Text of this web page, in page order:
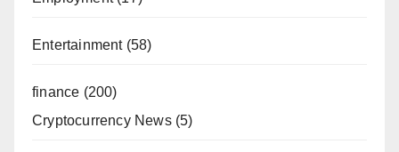
Entertainment(58)
finance (200)
Cryptocurrency News(5)